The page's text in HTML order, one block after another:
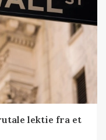
lektie fra et